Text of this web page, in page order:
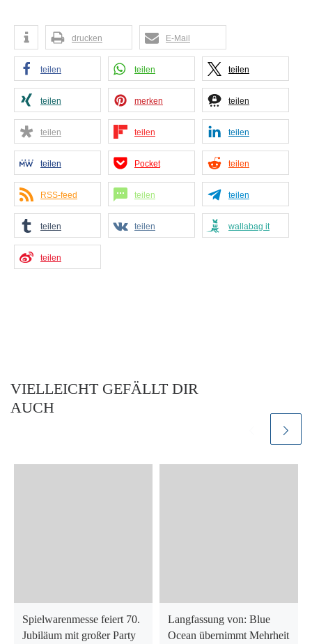
drucken E-Mail
teilen teilen teilen
teilen merken teilen
teilen teilen teilen
teilen Pocket teilen
RSS-feed teilen teilen
teilen teilen wallabag it
teilen
VIELLEICHT GEFÄLLT DIR
AUCH
Spielwarenmesse feiert 70.
Jubiläum mit großer Party
Langfassung von: Blue
Ocean übernimmt Mehrheit